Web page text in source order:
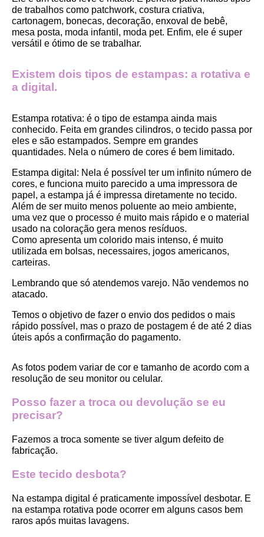
de trabalhos como patchwork, costura criativa,
cartonagem, bonecas, decoração, enxoval de bebê,
mesa posta, moda infantil, moda pet. Enfim, ele é super
versátil e ótimo de se trabalhar.
Existem dois tipos de estampas: a rotativa e
a digital.
Estampa rotativa: é o tipo de estampa ainda mais
conhecido. Feita em grandes cilindros, o tecido passa por
eles e são estampados. Sempre em grandes
quantidades. Nela o número de cores é bem limitado.
Estampa digital : Nela é possível ter um infinito número de
cores, e funciona muito parecido a uma impressora de
papel, a estampa já é impressa diretamente no tecido.
Além de ser muito menos poluente ao meio ambiente,
uma vez que o processo é muito mais rápido e o material
usado na coloração gera menos resíduos.
Como apresenta um colorido mais intenso, é muito
utilizada em bolsas, necessaires, jogos americanos,
carteiras.
Lembrando que só atendemos varejo. Não vendemos no
atacado.
Temos o objetivo de fazer o envio dos pedidos o mais
rápido possível, mas o prazo de postagem é de até 2 dias
úteis após a confirmação do pagamento.
As fotos podem variar de cor e tamanho de acordo com a
resolução de seu monitor ou celular.
Posso fazer a troca ou devolução se eu
precisar?
Fazemos a troca somente se tiver algum defeito de
fabricação.
Este tecido desbota?
Na estampa digital é praticamente impossível desbotar. E
na estampa rotativa pode ocorrer em alguns casos bem
raros após muitas lavagens.